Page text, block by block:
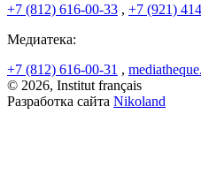
+7 (812) 616-00-33 , +7 (921)
Медиатека:
+7 (812) 616-00-31 ,
© 2026, Institut français
Разработка сайта Nikoland